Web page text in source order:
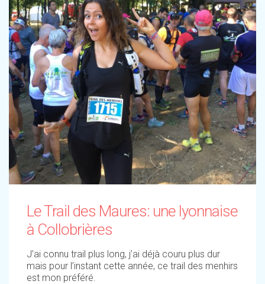
Le Trail des Maures: une lyonnaise
à Collobrières
J’ai connu trail plus long, j’ai déjà couru plus dur
mais pour l’instant cette année, ce trail des menhirs
est mon préféré.